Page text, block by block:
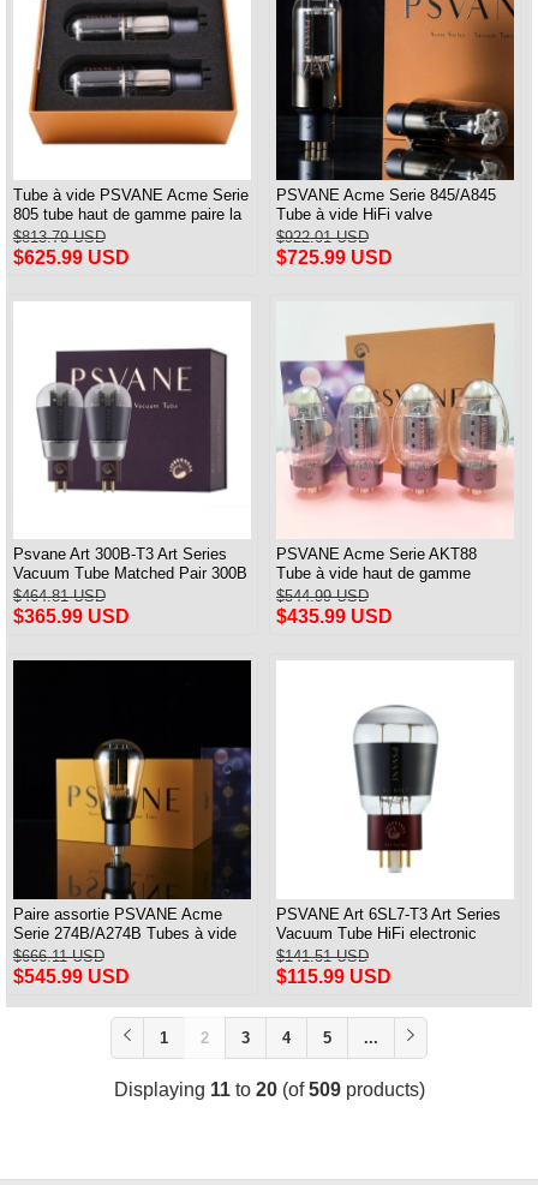
Tube à vide PSVANE Acme Serie
805 tube haut de gamme paire la
mieux assortie
$813.79 USD
$625.99 USD
PSVANE Acme Serie 845/A845
Tube à vide HiFi valve
électronique paire assortie
$922.01 USD
$725.99 USD
Psvane Art 300B-T3 Art Series
Vacuum Tube Matched Pair 300B
100% Brand New
$464.81 USD
$365.99 USD
PSVANE Acme Serie AKT88
Tube à vide haut de gamme
assorti Quad(4)
$544.99 USD
$435.99 USD
Paire assortie PSVANE Acme
Serie 274B/A274B Tubes à vide
Remplacer 5Z3P/5AR4/5U4G
$666.11 USD
$545.99 USD
PSVANE Art 6SL7-T3 Art Series
Vacuum Tube HiFi electronic
Valve One Piece
$141.51 USD
$115.99 USD
1 2 3 4 5 ...
Displaying 11to 20(of509products)